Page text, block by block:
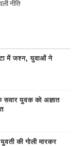
नीति
में जश्न, युवाओं ने
सवार युवक को अज्ञात
की गोली मारकर